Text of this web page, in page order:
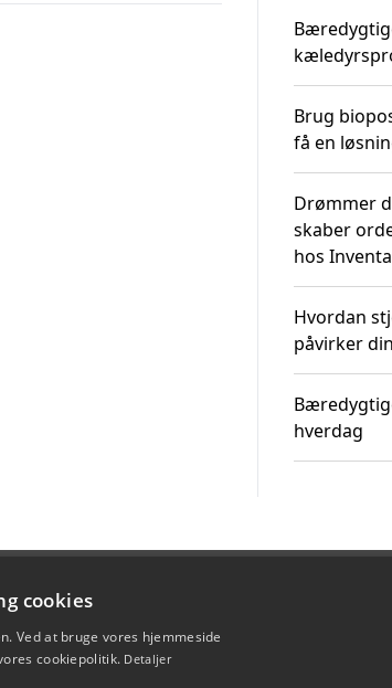
Brug
få en
Drømmer
skaber
hos
Hvordan
påvirker
hverdag
cookies
Ved at bruge vores hjemmeside
cookiepolitik. Detaljer